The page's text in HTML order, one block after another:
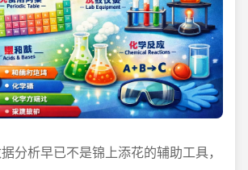
分析早已不是锦上添花的辅助工具，